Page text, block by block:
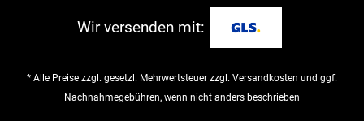
Wir versenden mit:
* Alle Preise zzgl. gesetzl. Mehrwertsteuer zzgl. Versandkosten und ggf.
Nachnahmegebühren, wenn nicht anders beschrieben